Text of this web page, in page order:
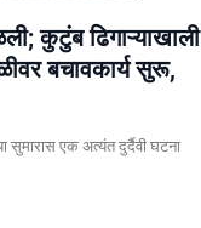
कुटुंब ढिगाऱ्याखाली
बचावकार्य सुरू,
सुमारास एक अत्यंत दुर्दैवी घटना